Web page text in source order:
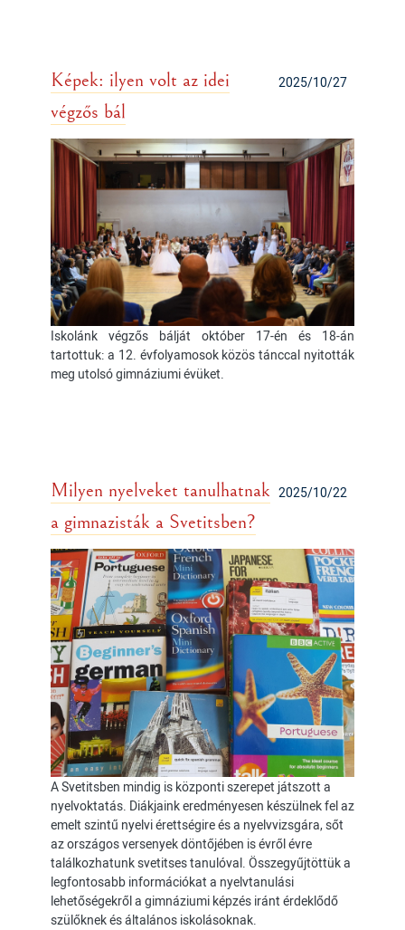
2025/10/27
Képek: ilyen volt az idei
végzős bál
Iskolánk végzős bálját október 17-én és 18-án
tartottuk: a 12. évfolyamosok közös tánccal nyitották
meg utolsó gimnáziumi évüket.
2025/10/22
Milyen nyelveket tanulhatnak
a gimnazisták a Svetitsben?
A Svetitsben mindig is központi szerepet játszott a
nyelvoktatás. Diákjaink eredményesen készülnek fel az
emelt szintű nyelvi érettségire és a nyelvvizsgára, sőt
az országos versenyek döntőjében is évről évre
találkozhatunk svetitses tanulóval. Összegyűjtöttük a
legfontosabb információkat a nyelvtanulási
lehetőségekről a gimnáziumi képzés iránt érdeklődő
szülőknek és általános iskolásoknak.